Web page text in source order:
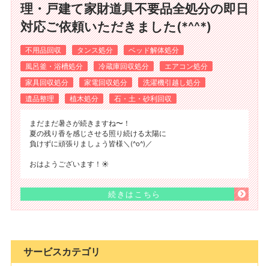
理・戸建て家財道具不要品全処分の即日
対応ご依頼いただきました(*^^*)
不用品回収 タンス処分
ベッド解体処分
風呂釜・浴槽処分
冷蔵庫回収処分
エアコン処分
家具回収処分
家電回収処分
洗濯機引越し処分
遺品整理
植木処分 石・土・砂利回収
まだまだ暑さが続きますね〜！
夏の残り香を感じさせる照り続ける太陽に
負けずに頑張りましょう皆様＼(^o^)／
おはようございます！☀️
続きはこちら
サービスカテゴリ